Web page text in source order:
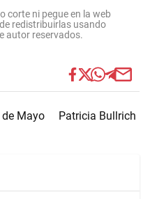
corte ni pegue en la web
redistribuirlas usando
autor reservados.
Mayo Patricia Bullrich